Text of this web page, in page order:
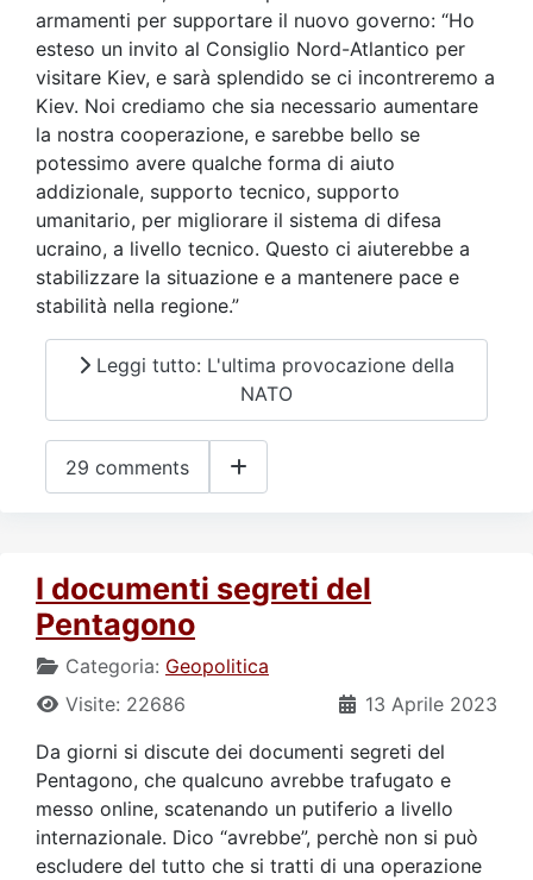
armamenti per supportare il nuovo governo: “Ho
esteso un invito al Consiglio Nord-Atlantico per
visitare Kiev, e sarà splendido se ci incontreremo a
Kiev. Noi crediamo che sia necessario aumentare
la nostra cooperazione, e sarebbe bello se
potessimo avere qualche forma di aiuto
addizionale, supporto tecnico, supporto
umanitario, per migliorare il sistema di difesa
ucraino, a livello tecnico. Questo ci aiuterebbe a
stabilizzare la situazione e a mantenere pace e
stabilità nella regione.”
Leggi tutto: L'ultima provocazione della
NATO
29 comments
I documenti segreti del
Pentagono
Categoria: Geopolitica
13 Aprile 2023
Visite: 22686
Da giorni si discute dei documenti segreti del
Pentagono, che qualcuno avrebbe trafugato e
messo online, scatenando un putiferio a livello
internazionale. Dico “avrebbe”, perchè non si può
escludere del tutto che si tratti di una operazione